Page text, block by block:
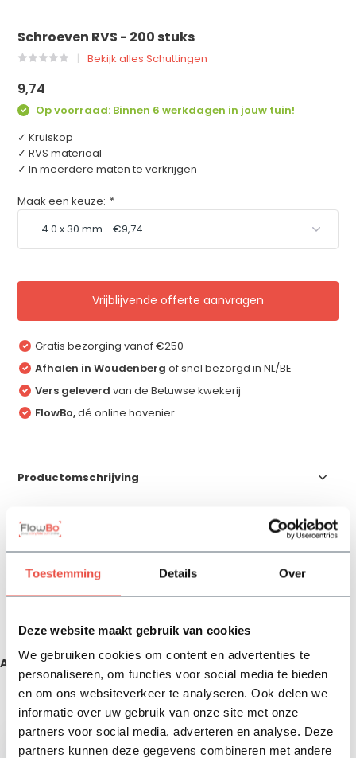
Toestemming Details Over
Deze website maakt gebruik van cookies
We gebruiken cookies om content en advertenties te
personaliseren, om functies voor social media te bieden
en om ons websiteverkeer te analyseren. Ook delen we
informatie over uw gebruik van onze site met onze
partners voor social media, adverteren en analyse. Deze
partners kunnen deze gegevens combineren met andere
Schroeven RVS - 200 stuks
Bekijk alles Schuttingen
9,74
Op voorraad: Binnen 6 werkdagen in jouw tuin!
✓ Kruiskop
✓ RVS materiaal
✓ In meerdere maten te verkrijgen
Maak een keuze: *
Vrijblijvende offerte aanvragen
Gratis bezorging vanaf €250
Afhalen in Woudenberg of snel bezorgd in NL/BE
Vers geleverd van de Betuwse kwekerij
FlowBo,dé online hovenier
Productomschrijving
Specificaties
Reviews
Delen
Aanbevolen producten
Zojuist bekeken